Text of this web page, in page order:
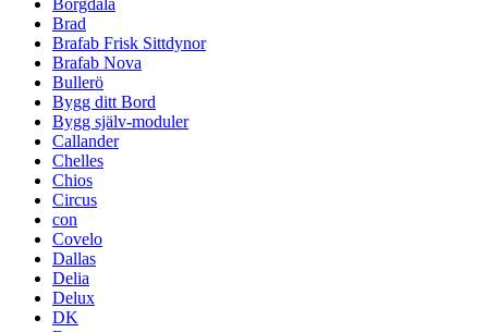
Brad
Brafab Frisk Sittdynor
Brafab Nova
Bullerö
Bygg ditt Bord
Bygg själv-moduler
Callander
Chelles
Chios
Circus
con
Covelo
Dallas
Delia
Delux
DK